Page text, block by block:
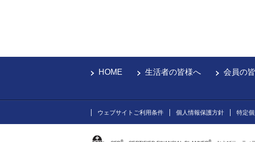
HOME 生活者の皆様へ 会員の
ウェブサイトご利用条件 個人情報保護方針 特定
® ®